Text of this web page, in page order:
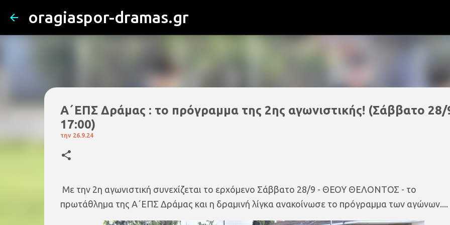
oragiaspor-dramas.gr
Α΄ΕΠΣ Δράμας : το πρόγραμμα της 2ης αγωνιστικής! (Σάββατο 28/
17:00)
την 26.9.24
Με την 2η αγωνιστική συνεχίζεται το ερχόμενο Σάββατο 28/9 - ΘΕΟΥ ΘΕΛΟΝΤΟΣ - το
πρωτάθλημα της Α΄ΕΠΣ Δράμας και η δραμινή λίγκα ανακοίνωσε το πρόγραμμα των αγώνων....